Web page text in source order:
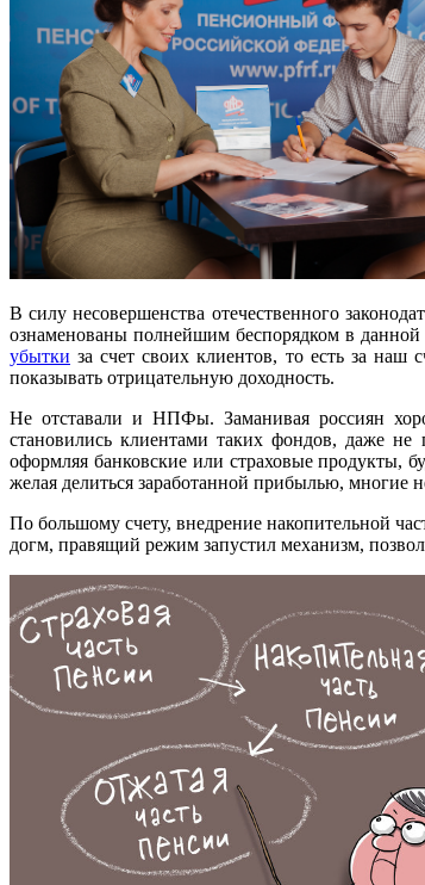
В силу несовершенства отечественного
ознаменованы полнейшим беспорядком в
убытки за счет своих клиентов, то есть за
показывать отрицательную доходность.
Не отставали и НПФы. Заманивая россиян
становились клиентами таких фондов, даже не
оформляя банковские или страховые продукты,
желая делиться заработанной прибылью, многие
По большому счету, внедрение накопительной
догм, правящий режим запустил механизм,